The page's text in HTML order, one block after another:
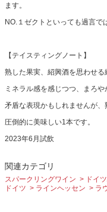
ます。
NO.１ゼクトといっても過言で
【テイスティングノート】
熟した果実、紹興酒を思わせる
ミネラル感を感じつつ、まろや
矛盾な表現かもしれませんが、
圧倒的に美味しい1本です。
2023年6月試飲
関連カテゴリ
スパークリングワイン
ドイ
ドイツ
ラインヘッセン ラ